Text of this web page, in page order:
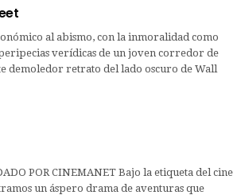
al abismo, con la inmoralidad como
verídicas de un joven corredor de
demoledor retrato del lado oscuro de Wall
POR CINEMANET Bajo la etiqueta del cine
un áspero drama de aventuras que